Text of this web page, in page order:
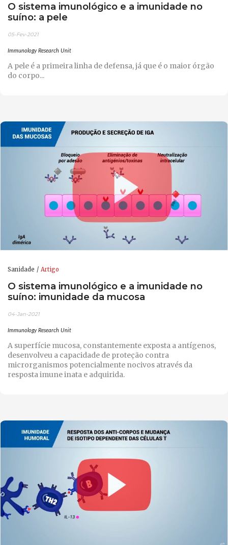
O sistema imunológico e a imunidade no
suíno: a pele
05-Fev-2021
Immunology Research Unit
A pele é a primeira linha de defensa, já que é o maior órgão
do corpo...
Sanidade Artigo
O sistema imunológico e a imunidade no
suíno: imunidade da mucosa
04-Jan-2021
Immunology Research Unit
A superfície mucosa, constantemente exposta a antígenos,
desenvolveu a capacidade de proteção contra
microrganismos potencialmente nocivos através da
resposta imune inata e adquirida.